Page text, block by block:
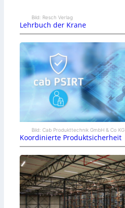
Bild: Resch Verlag
Lehrbuch der Krane
Bild: Cab Produkttechnik GmbH & Co KG
Koordinierte Produktsicherheit